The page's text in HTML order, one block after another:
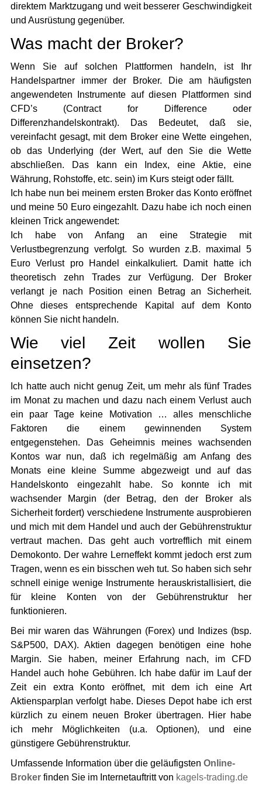
direktem Marktzugang und weit besserer Geschwindigkeit
und Ausrüstung gegenüber.
Was macht der Broker?
Wenn Sie auf solchen Plattformen handeln, ist Ihr
Handelspartner immer der Broker. Die am häufigsten
angewendeten Instrumente auf diesen Plattformen sind
CFD’s (Contract for Difference oder
Differenzhandelskontrakt). Das Bedeutet, daß sie,
vereinfacht gesagt, mit dem Broker eine Wette eingehen,
ob das Underlying (der Wert, auf den Sie die Wette
abschließen. Das kann ein Index, eine Aktie, eine
Währung, Rohstoffe, etc. sein) im Kurs steigt oder fällt.
Ich habe nun bei meinem ersten Broker das Konto eröffnet
und meine 50 Euro eingezahlt. Dazu habe ich noch einen
kleinen Trick angewendet:
Ich habe von Anfang an eine Strategie mit
Verlustbegrenzung verfolgt. So wurden z.B. maximal 5
Euro Verlust pro Handel einkalkuliert. Damit hatte ich
theoretisch zehn Trades zur Verfügung. Der Broker
verlangt je nach Position einen Betrag an Sicherheit.
Ohne dieses entsprechende Kapital auf dem Konto
können Sie nicht handeln.
Wie viel Zeit wollen Sie
einsetzen?
Ich hatte auch nicht genug Zeit, um mehr als fünf Trades
im Monat zu machen und dazu nach einem Verlust auch
ein paar Tage keine Motivation … alles menschliche
Faktoren die einem gewinnenden System
entgegenstehen. Das Geheimnis meines wachsenden
Kontos war nun, daß ich regelmäßig am Anfang des
Monats eine kleine Summe abgezweigt und auf das
Handelskonto eingezahlt habe. So konnte ich mit
wachsender Margin (der Betrag, den der Broker als
Sicherheit fordert) verschiedene Instrumente ausprobieren
und mich mit dem Handel und auch der Gebührenstruktur
vertraut machen. Das geht auch vortrefflich mit einem
Demokonto. Der wahre Lerneffekt kommt jedoch erst zum
Tragen, wenn es ein bisschen weh tut. So haben sich sehr
schnell einige wenige Instrumente herauskristallisiert, die
für kleine Konten von der Gebührenstruktur her
funktionieren.
Bei mir waren das Währungen (Forex) und Indizes (bsp.
S&P500, DAX). Aktien dagegen benötigen eine hohe
Margin. Sie haben, meiner Erfahrung nach, im CFD
Handel auch hohe Gebühren. Ich habe dafür im Lauf der
Zeit ein extra Konto eröffnet, mit dem ich eine Art
Aktiensparplan verfolgt habe. Dieses Depot habe ich erst
kürzlich zu einem neuen Broker übertragen. Hier habe
ich mehr Möglichkeiten (u.a. Optionen), und eine
günstigere Gebührenstruktur.
Umfassende Information über die geläufigsten Online-
Brokerfinden Sie im Internetauftritt von kagels-trading.de